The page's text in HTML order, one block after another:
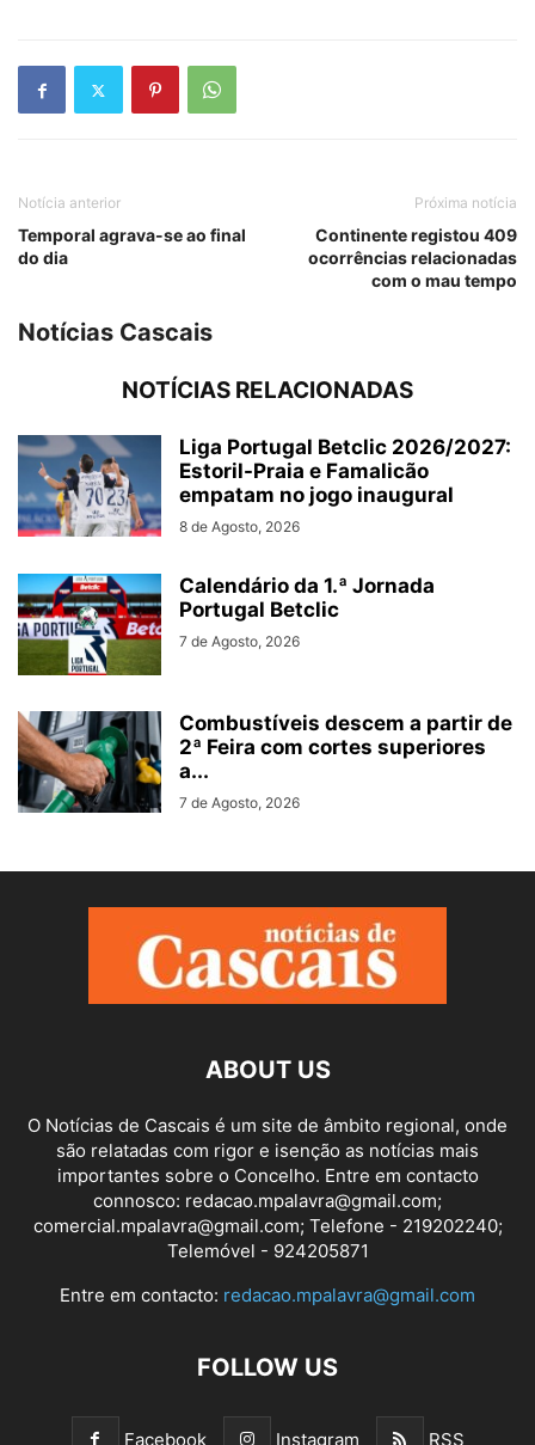
Notícia anterior
Temporal agrava-se ao final
do dia
Próxima notícia
Continente registou 409
ocorrências relacionadas
com o mau tempo
Notícias Cascais
NOTÍCIAS RELACIONADAS
Liga Portugal Betclic 2026/2027:
Estoril-Praia e Famalicão
empatam no jogo inaugural
8 de Agosto, 2026
Calendário da 1.ª Jornada
Portugal Betclic
7 de Agosto, 2026
Combustíveis descem a partir de
2ª Feira com cortes superiores
a...
7 de Agosto, 2026
ABOUT US
O Notícias de Cascais é um site de âmbito regional, onde
são relatadas com rigor e isenção as notícias mais
importantes sobre o Concelho. Entre em contacto
connosco: redacao.mpalavra@gmail.com;
comercial.mpalavra@gmail.com; Telefone - 219202240;
Telemóvel - 924205871
Entre em contacto: redacao.mpalavra@gmail.com
FOLLOW US
Facebook Instagram RSS